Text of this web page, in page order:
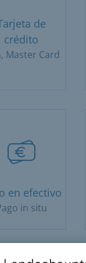
de
crédito
Master Card
en efectivo
in situ